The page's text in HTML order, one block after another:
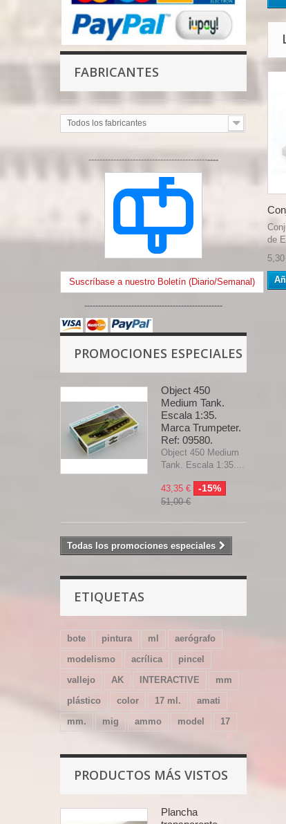
FABRICANTES
Todos los fabricantes
-----------------------------------------------
Suscríbase a nuestro Boletín (Diario/Semanal)
--------------------------------------------------
PROMOCIONES ESPECIALES
Object 450
Medium Tank.
Escala 1:35.
Marca Trumpeter.
Ref: 09580.
Object 450 Medium
Tank. Escala 1:35....
43,35 € -15%
51,00 €
Todas los promociones especiales
ETIQUETAS
bote pintura ml
aerógrafo
modelismo
acrílica
pincel
vallejo
AK INTERACTIVE
mm
plástico
color 17 ml.
amati
mm.
mig ammo model 17
PRODUCTOS MÁS VISTOS
Plancha
de